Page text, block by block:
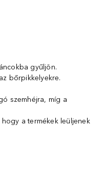
gyűljön.
bőrpikkelyekre.
szemhéjra, míg a
a termékek leüljenek